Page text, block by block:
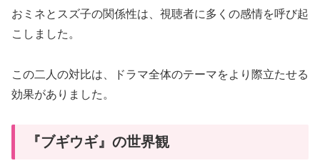
おミネとスズ子の関係性は、視聴者に多くの感情を呼び起
こしました。
この二人の対比は、ドラマ全体のテーマをより際立たせる
効果がありました。
『ブギウギ』の世界観